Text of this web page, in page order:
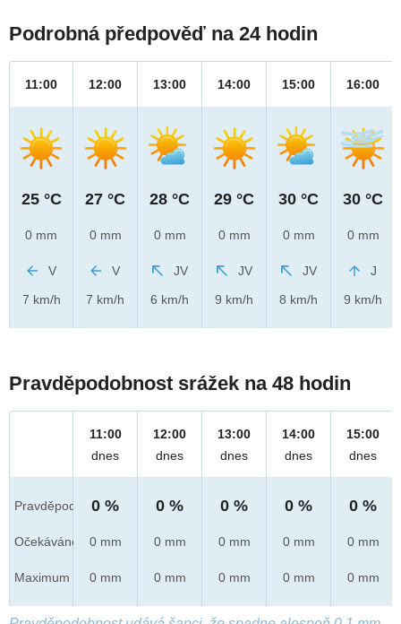
Podrobná předpověď na 24 hodin
11:00
25 °C
0 mm
V
7 km/h
12:00
27 °C
0 mm
V
7 km/h
13:00
28 °C
0 mm
JV
6 km/h
14:00
29 °C
0 mm
JV
9 km/h
15:00
30 °C
0 mm
JV
8 km/h
16:00
30 °C
0 mm
J
9 km/h
Pravděpodobnost srážek na 48 hodin
Pravděpod.
Očekáváno
Maximum
11:00
dnes
0 %
0 mm
0 mm
12:00
dnes
0 %
0 mm
0 mm
13:00
dnes
0 %
0 mm
0 mm
14:00
dnes
0 %
0 mm
0 mm
15:00
dnes
0 %
0 mm
0 mm